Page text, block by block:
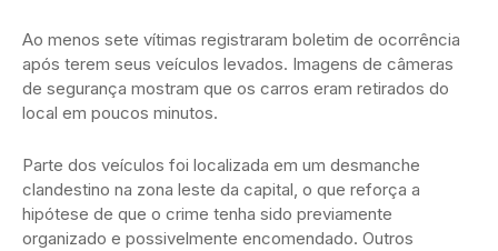
Ao menos sete vítimas registraram boletim de ocorrência
após terem seus veículos levados. Imagens de câmeras
de segurança mostram que os carros eram retirados do
local em poucos minutos.
Parte dos veículos foi localizada em um desmanche
clandestino na zona leste da capital, o que reforça a
hipótese de que o crime tenha sido previamente
organizado e possivelmente encomendado. Outros